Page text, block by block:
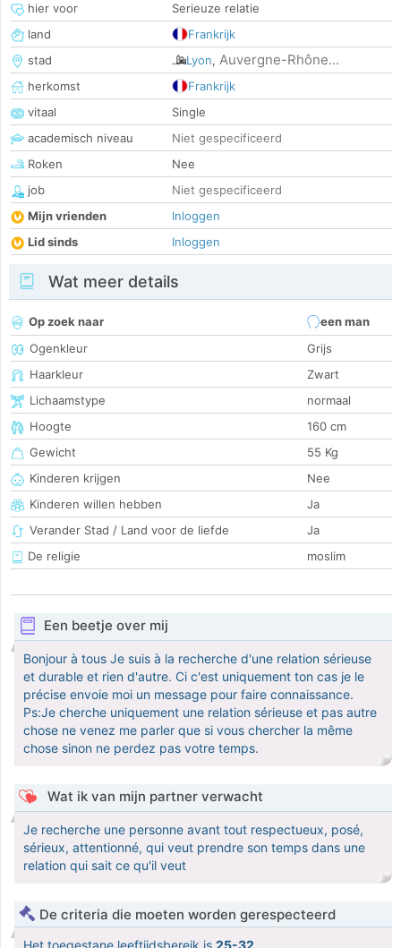
hier voor
Serieuze relatie
land
Frankrijk
stad
Lyon, Auvergne-Rhône...
herkomst
Frankrijk
vitaal
Single
academisch niveau
Niet gespecificeerd
Roken
Nee
job
Niet gespecificeerd
Mijn vrienden
Inloggen
Lid sinds
Inloggen
Wat meer details
Op zoek naar
een man
Ogenkleur
Grijs
Haarkleur
Zwart
Lichaamstype
normaal
Hoogte
160 cm
Gewicht
55 Kg
Kinderen krijgen
Nee
Kinderen willen hebben
Ja
Verander Stad / Land voor de liefde
Ja
De religie
moslim
Een beetje over mij
Bonjour à tous Je suis à la recherche d'une relation sérieuse
et durable et rien d'autre. Ci c'est uniquement ton cas je le
précise envoie moi un message pour faire connaissance.
Ps:Je cherche uniquement une relation sérieuse et pas autre
chose ne venez me parler que si vous chercher la même
chose sinon ne perdez pas votre temps.
Wat ik van mijn partner verwacht
Je recherche une personne avant tout respectueux, posé,
sérieux, attentionné, qui veut prendre son temps dans une
relation qui sait ce qu'il veut
De criteria die moeten worden gerespecteerd